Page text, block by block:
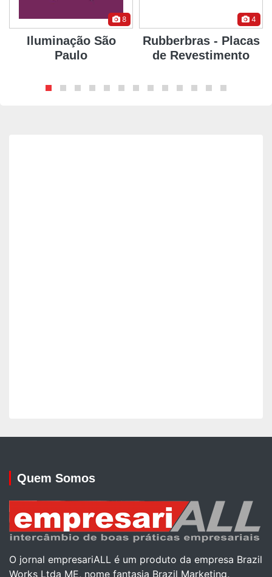
8
Iluminação São
Paulo
4
Rubberbras - Placas
de Revestimento
Quem Somos
O jornal empresariALL é um produto da empresa Brazil
Works Ltda ME, nome fantasia Brazil Marketing,